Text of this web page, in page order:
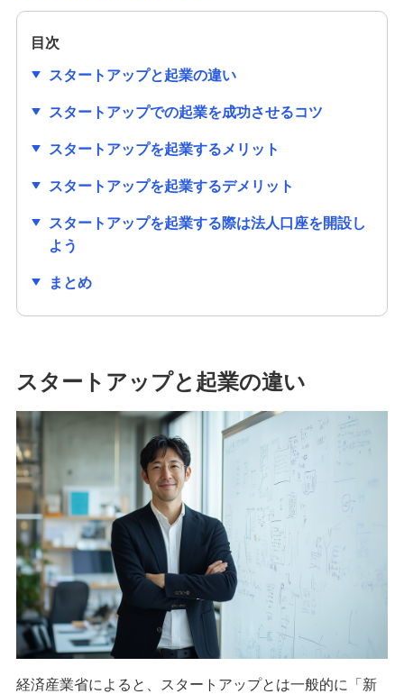
目次
スタートアップと起業の違い
スタートアップでの起業を成功させるコツ
スタートアップを起業するメリット
スタートアップを起業するデメリット
スタートアップを起業する際は法人口座を開設し
よう
まとめ
スタートアップと起業の違い
経済産業省によると、スタートアップとは一般的に「新